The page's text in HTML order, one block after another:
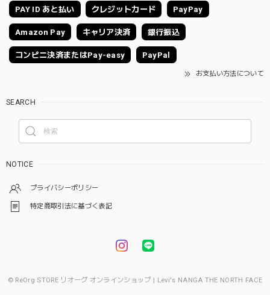
PAY ID あと払い クレジットカード PayPay
Amazon Pay キャリア決済 銀行振込
コンビニ決済またはPay-easy PayPal
お支払い方法について
SEARCH
NOTICE
プライバシーポリシー
特定商取引法に基づく表記
© ReOrg STORE リオーグ オンラインショップ | Levi's NANGA THE NORTH FACE